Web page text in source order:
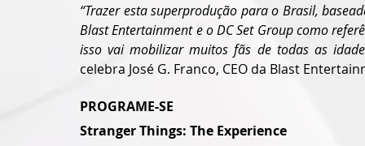
“Trazer esta superprodução para o Brasil,
Blast Entertainment e o DC Set Group como
isso vai mobilizar muitos fãs de todas as
celebra José G. Franco, CEO da Blast
PROGRAME-SE
Stranger Things: The Experience